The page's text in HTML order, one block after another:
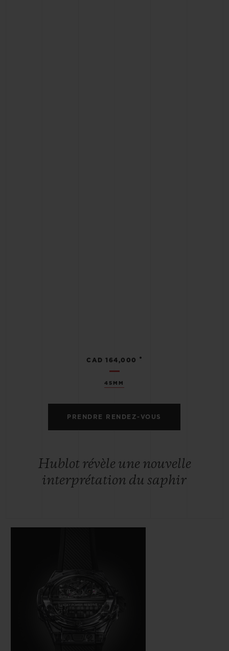
45MM
CAD 164,000 •
PRENDRE RENDEZ-VOUS
Hublot révèle une nouvelle
interprétation du saphir